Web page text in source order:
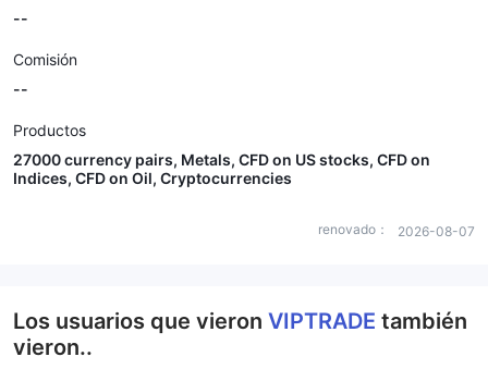
--
Comisión
--
Productos
27000 currency pairs, Metals, CFD on US stocks, CFD on
Indices, CFD on Oil, Cryptocurrencies
renovado： 2026-08-07
Los usuarios que vieron VIPTRADE también
vieron..